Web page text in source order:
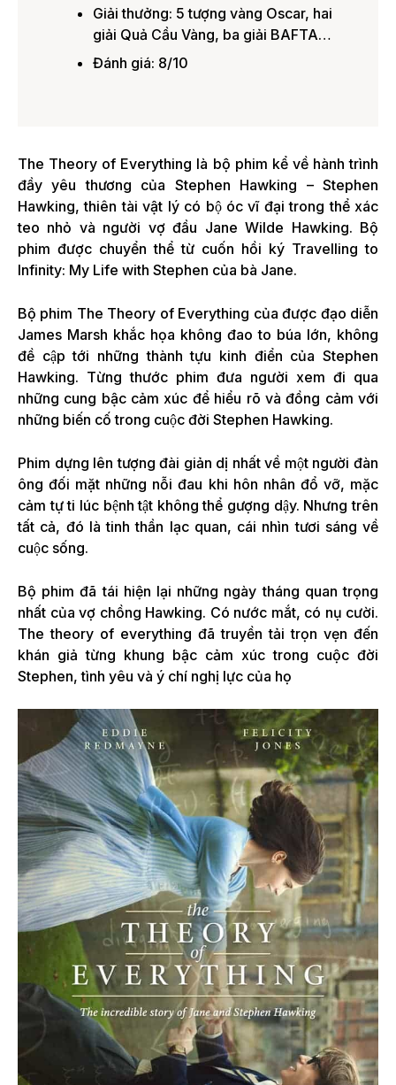
Giải thưởng: 5 tượng vàng Oscar, hai
giải Quả Cầu Vàng, ba giải BAFTA…
Đánh giá: 8/10
The Theory of Everything là bộ phim kể về hành trình
đầy yêu thương của Stephen Hawking – Stephen
Hawking, thiên tài vật lý có bộ óc vĩ đại trong thể xác
teo nhỏ và người vợ đầu Jane Wilde Hawking. Bộ
phim được chuyển thể từ cuốn hồi ký Travelling to
Infinity: My Life with Stephen của bà Jane.
Bộ phim The Theory of Everything của được đạo diễn
James Marsh khắc họa không đao to búa lớn, không
đề cập tới những thành tựu kinh điển của Stephen
Hawking. Từng thước phim đưa người xem đi qua
những cung bậc cảm xúc để hiểu rõ và đồng cảm với
những biến cố trong cuộc đời Stephen Hawking.
Phim dựng lên tượng đài giản dị nhất về một người đàn
ông đối mặt những nỗi đau khi hôn nhân đổ vỡ, mặc
cảm tự ti lúc bệnh tật không thể gượng dậy. Nhưng trên
tất cả, đó là tinh thần lạc quan, cái nhìn tươi sáng về
cuộc sống.
Bộ phim đã tái hiện lại những ngày tháng quan trọng
nhất của vợ chồng Hawking. Có nước mắt, có nụ cười.
The theory of everything đã truyền tải trọn vẹn đến
khán giả từng khung bậc cảm xúc trong cuộc đời
Stephen, tình yêu và ý chí nghị lực của họ